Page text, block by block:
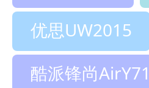
优思UW2015
酷派锋尚